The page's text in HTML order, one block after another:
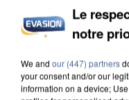
Le
notre
We and our (447) partners
your consent and/or our
information on a device;